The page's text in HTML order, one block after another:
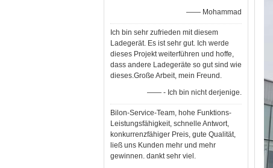
—— Mohammad
Ich bin sehr zufrieden mit diesem
Ladegerät. Es ist sehr gut. Ich werde
dieses Projekt weiterführen und hoffe,
dass andere Ladegeräte so gut sind wie
dieses.Große Arbeit, mein Freund.
—— - Ich bin nicht derjenige.
Bilon-Service-Team, hohe Funktions-
Leistungsfähigkeit, schnelle Antwort,
konkurrenzfähiger Preis, gute Qualität,
ließ uns Kunden mehr und mehr
gewinnen. dankt sehr viel.